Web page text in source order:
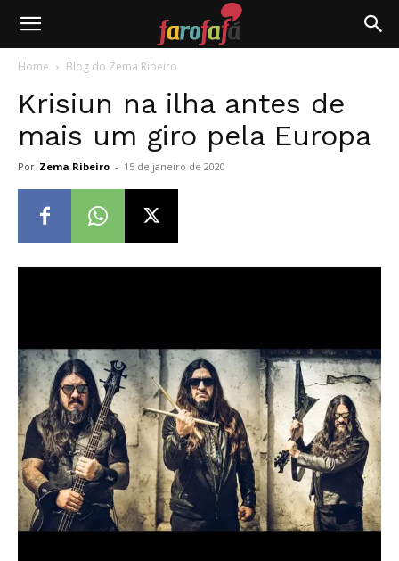
Farofafá
Home Blog do Zema Ribeiro
Krisiun na ilha antes de
mais um giro pela Europa
Por Zema Ribeiro - 15 de janeiro de 2020